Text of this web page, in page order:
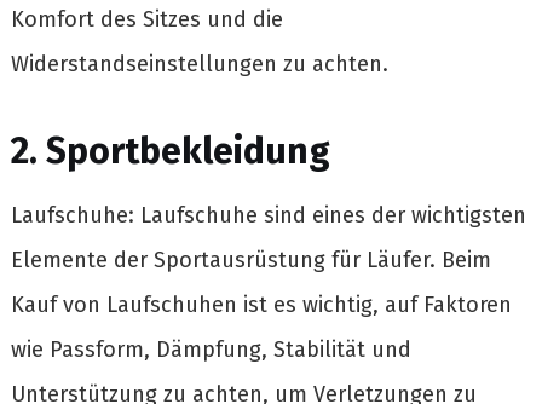
Komfort des Sitzes und die
Widerstandseinstellungen zu achten.
2. Sportbekleidung
Laufschuhe: Laufschuhe sind eines der wichtigsten
Elemente der Sportausrüstung für Läufer. Beim
Kauf von Laufschuhen ist es wichtig, auf Faktoren
wie Passform, Dämpfung, Stabilität und
Unterstützung zu achten, um Verletzungen zu